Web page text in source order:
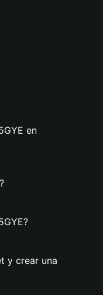
en
y crear una